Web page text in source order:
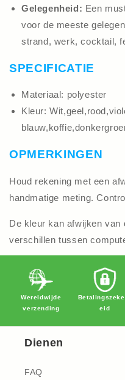
Gelegenheid: Een
voor de meeste
strand, werk, cocktail,
SPECIFICATIE
Materiaal: polyester
Kleur:
OPMERKINGEN
Houd rekening met een
handmatige meting.
De kleur kan afwijken van
verschillen tussen
Wereldwijde
verzending
eid
Dienen
FAQ